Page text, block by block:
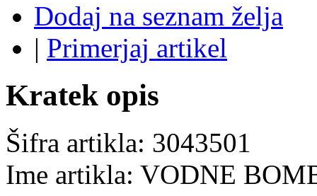
Dodaj na seznam želja
| Primerjaj artikel
Kratek opis
Šifra artikla: 3043501
Ime artikla: VODNE